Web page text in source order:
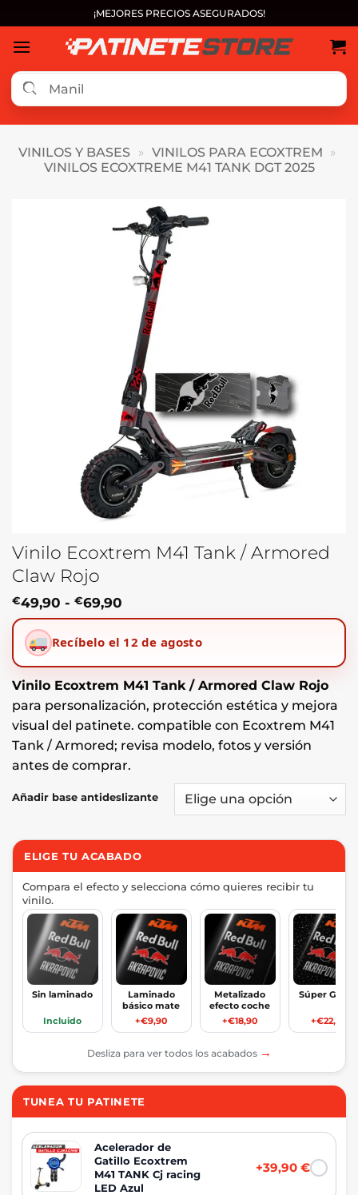
al
contenido
¡MEJORES PRECIOS ASEGURADOS!
VINILOS Y BASES » VINILOS PARA ECOXTREM »
VINILOS ECOXTREME M41 TANK DGT 2025
Vinilo Ecoxtrem M41 Tank / Armored
Claw Rojo
€49,90 - €69,90
de
desde
hasta
€69,90
Recíbelo el 12 de agosto
Vinilo Ecoxtrem M41 Tank / Armored Claw Rojo
para personalización, protección estética y mejora
visual del patinete. compatible con Ecoxtrem M41
Tank / Armored; revisa modelo, fotos y versión
antes de comprar.
Añadir base antideslizante
ELIGE TU ACABADO
Compara el efecto y selecciona cómo quieres recibir tu
vinilo.
Sin laminado
Incluido
Laminado
básico mate
+€9,90
Metalizado
efecto coche
+€18,90
Súper Glitter
+€22,90
Desliza para ver todos los acabados →
TUNEA TU PATINETE
Acelerador de
Gatillo Ecoxtrem
M41 TANK Cj racing
LED Azul
+39,90 €